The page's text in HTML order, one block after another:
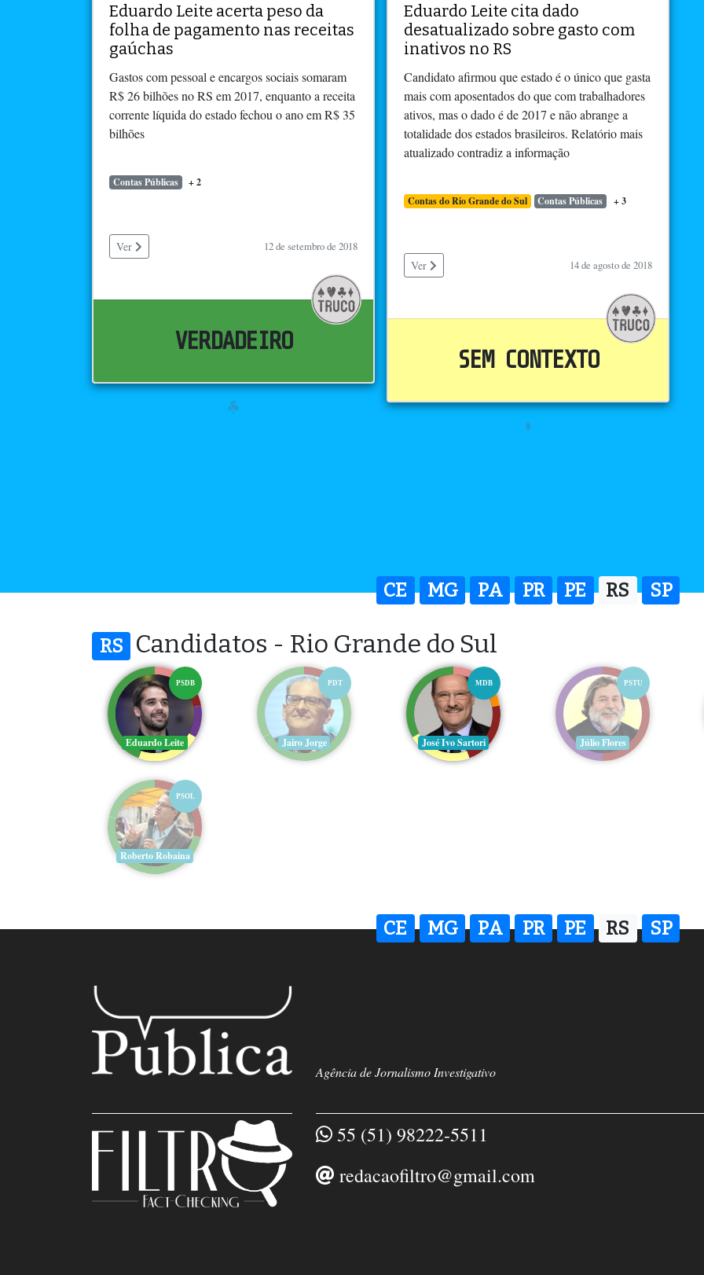
Eduardo Leite acerta peso da
folha de pagamento nas receitas
gaúchas
Gastos com pessoal e encargos sociais somaram
R$ 26 bilhões no RS em 2017, enquanto a receita
corrente líquida do estado fechou o ano em R$ 35
bilhões
Contas Públicas + 2
Ver 12 de setembro de 2018
VERDADEIRO
Eduardo Leite cita dado
desatualizado sobre gasto com
inativos no RS
Candidato afirmou que estado é o único que gasta
mais com aposentados do que com trabalhadores
ativos, mas o dado é de 2017 e não abrange a
totalidade dos estados brasileiros. Relatório mais
atualizado contradiz a informação
Contas do Rio Grande do Sul Contas Públicas + 3
Ver 14 de agosto de 2018
SEM CONTEXTO
CE MG PA PR PE RS SP
RS Candidatos - Rio Grande do Sul
PSDB
Eduardo Leite
PDT
Jairo Jorge
MDB
José Ivo Sartori
PSTU
Júlio Flores
PSOL
Roberto Robaina
CE MG PA PR PE RS SP
Agência de Jornalismo Investigativo
55 (51) 98222-5511
redacaofiltro@gmail.com